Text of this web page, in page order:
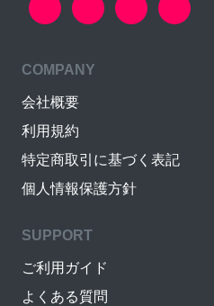
COMPANY
会社概要
利用規約
特定商取引に基づく表記
個人情報保護方針
SUPPORT
ご利用ガイド
よくある質問